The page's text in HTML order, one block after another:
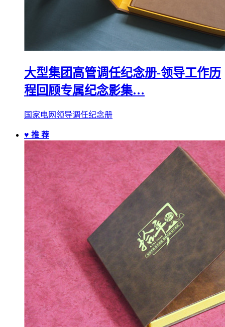
大型集团高管调任纪念册-领导工作历
程回顾专属纪念影集…
国家电网领导调任纪念册
♥ 推 荐